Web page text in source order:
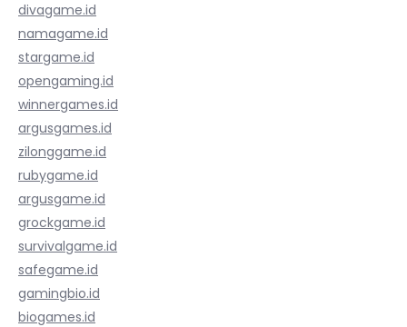
divagame.id
namagame.id
stargame.id
opengaming.id
winnergames.id
argusgames.id
zilonggame.id
rubygame.id
argusgame.id
grockgame.id
survivalgame.id
safegame.id
gamingbio.id
biogames.id